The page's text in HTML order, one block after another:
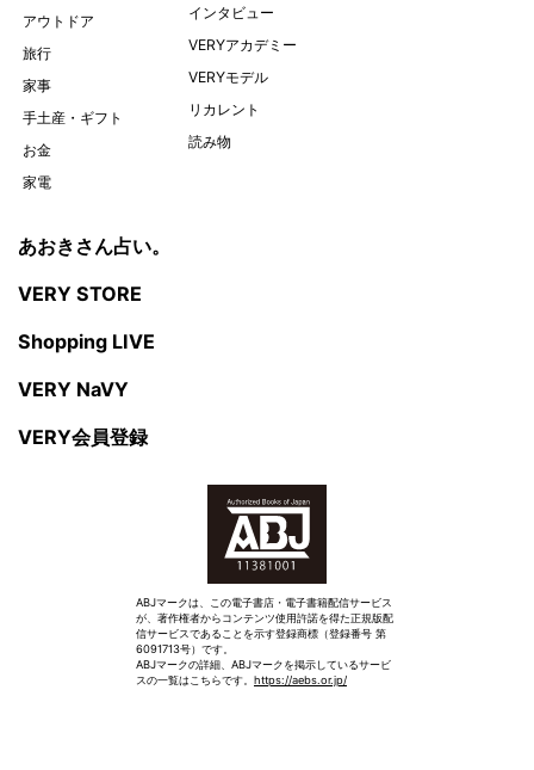
アウトドア
旅行
家事
手土産・ギフト
お金
家電
インタビュー
VERYアカデミー
VERYモデル
リカレント
読み物
あおきさん占い。
VERY STORE
Shopping LIVE
VERY NaVY
VERY会員登録
ABJマークは、この電子書店・電子書籍配信サービス
が、著作権者からコンテンツ使用許諾を得た正規版配
信サービスであることを示す登録商標（登録番号 第
6091713号）です。
ABJマークの詳細、ABJマークを掲示しているサービ
スの一覧はこちらです。 https://aebs.or.jp/